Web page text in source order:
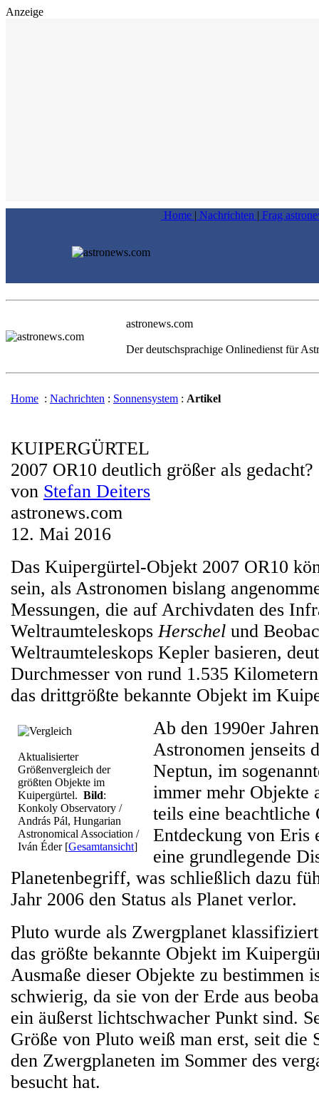
Anzeige
Home | Nachrichten | Frag
astronews.com
Der deutschsprachige Onlinedienst für
Home : Nachrichten : Sonnensystem : Artikel
KUIPERGÜRTEL
2007 OR10 deutlich größer als gedacht?
von Stefan Deiters
astronews.com
12. Mai 2016
Das Kuipergürtel-Objekt 2007 OR10
sein, als Astronomen bislang
Messungen, die auf Archivdaten des
WeltraumteleskopsHerschel und
Weltraumteleskops Kepler basieren,
Durchmesser von rund 1.535
das drittgrößte bekannte Objekt im
Aktualisierter
Größenvergleich der
größten Objekte im
Kuipergürtel. Bild:
Konkoly Observatory /
András Pál, Hungarian
Astronomical Association /
Iván Éder [Gesamtansicht]
Ab den 1990er
Astronomen jenseits
Neptun, im
immer mehr Objekte
teils eine beachtliche
Entdeckung von Eris
eine grundlegende
Planetenbegriff, was schließlich dazu
Jahr 2006 den Status als Planet verlor.
Pluto wurde als Zwergplanet
das größte bekannte Objekt im
Ausmaße dieser Objekte zu bestimmen
schwierig, da sie von der Erde aus
ein äußerst lichtschwacher Punkt sind.
Größe von Pluto weiß man erst, seit die
den Zwergplaneten im Sommer des
besucht hat.